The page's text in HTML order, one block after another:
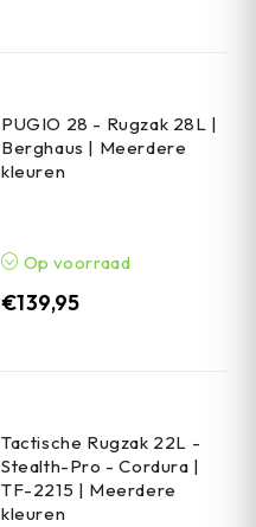
PUGIO 28 - Rugzak 28L |
Berghaus | Meerdere
kleuren
Op voorraad
€139,95
Tactische Rugzak 22L -
Stealth-Pro - Cordura |
TF-2215 | Meerdere
kleuren